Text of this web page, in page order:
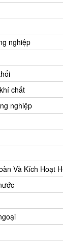
nghiệp
chất
nghiệp
Và Kích Hoạt